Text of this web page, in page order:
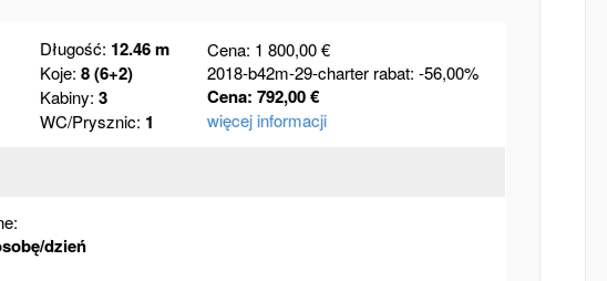
Długość: 12.46 m
Koje: 8 (6+2)
Kabiny: 3
WC/Prysznic: 1
Cena: 1 800,00 €
2018-b42m-29-charter rabat: -56,00%
Cena: 792,00 €
więcej informacji
dzień